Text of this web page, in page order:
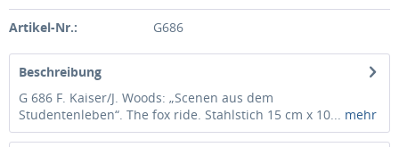
Artikel-Nr.: G686
Beschreibung
G 686 F. Kaiser/J. Woods: „Scenen aus dem
Studentenleben“. The fox ride. Stahlstich 15 cm x 10... mehr